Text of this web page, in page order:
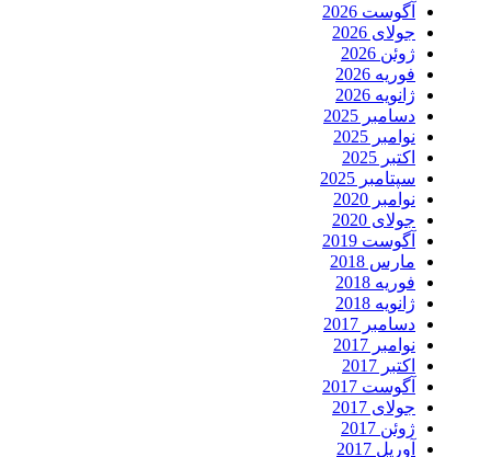
آگوست 2026
جولای 2026
ژوئن 2026
فوریه 2026
ژانویه 2026
دسامبر 2025
نوامبر 2025
اکتبر 2025
سپتامبر 2025
نوامبر 2020
جولای 2020
آگوست 2019
مارس 2018
فوریه 2018
ژانویه 2018
دسامبر 2017
نوامبر 2017
اکتبر 2017
آگوست 2017
جولای 2017
ژوئن 2017
آوریل 2017